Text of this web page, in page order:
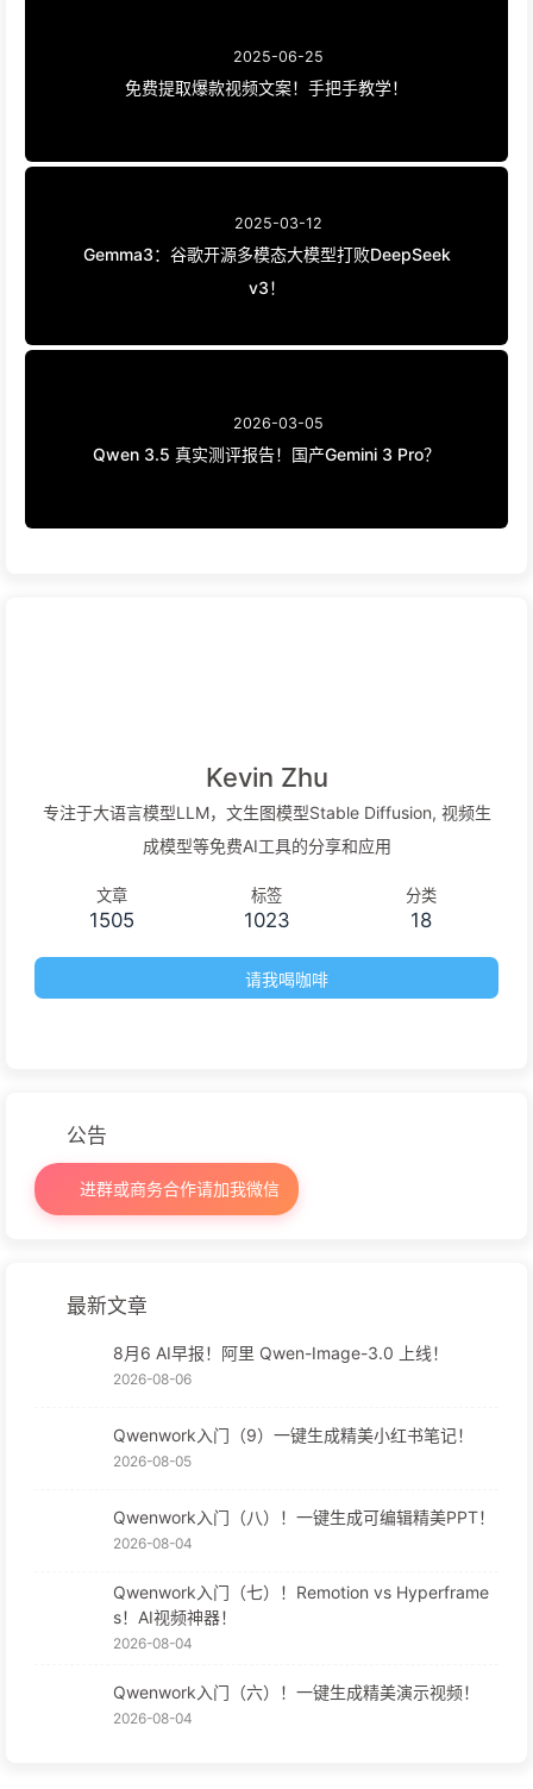
2025-06-25
免费提取爆款视频文案！手把手教学！
2025-03-12
Gemma3：谷歌开源多模态大模型打败DeepSeek
v3！
2026-03-05
Qwen 3.5 真实测评报告！国产Gemini 3 Pro？
Kevin Zhu
专注于大语言模型LLM，文生图模型Stable Diffusion, 视频生
成模型等免费AI工具的分享和应用
文章
1505
标签
1023
分类
18
请我喝咖啡
公告
进群或商务合作请加我微信
最新文章
8月6 AI早报！阿里 Qwen-Image-3.0 上线！
2026-08-06
Qwenwork入门（9）一键生成精美小红书笔记！
2026-08-05
Qwenwork入门（八）！一键生成可编辑精美PPT！
2026-08-04
Qwenwork入门（七）！Remotion vs Hyperframe
s！AI视频神器！
2026-08-04
Qwenwork入门（六）！一键生成精美演示视频！
2026-08-04